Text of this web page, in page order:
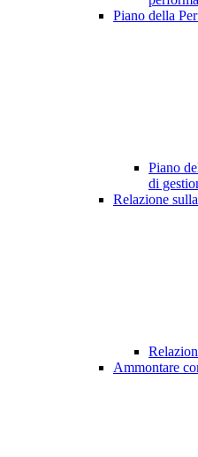
Piano della
Piano
di
Relazione
Ammontare